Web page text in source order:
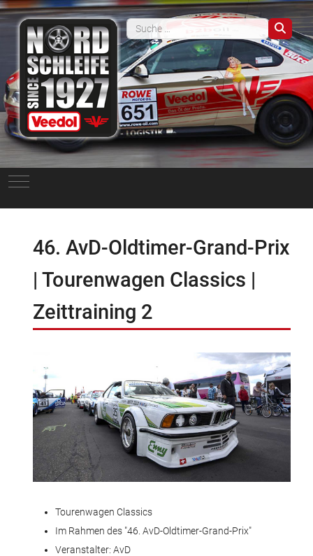
Mobile Menu Toggle
46. AvD-Oldtimer-Grand-Prix
| Tourenwagen Classics |
Zeittraining 2
Tourenwagen Classics
Im Rahmen des "46. AvD-Oldtimer-Grand-Prix"
Veranstalter: AvD